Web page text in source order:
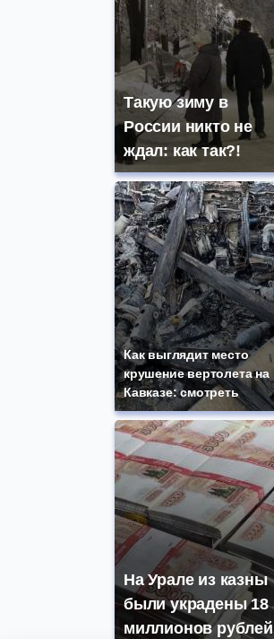
Такую зиму в
России никто не
ждал: как так?!
Как выглядит место
крушение вертолета на
Кавказе: смотреть
На Урале из казны
были украдены 18
миллионов рублей